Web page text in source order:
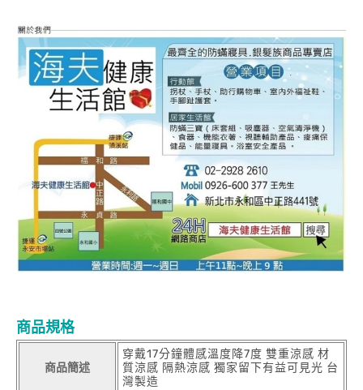
商品規格
商品簡述
穿戴17分鐘體感溫度降7度 雙重涼感 材
質涼感 隔熱涼感 獨家留下有益可見光 台
灣製造